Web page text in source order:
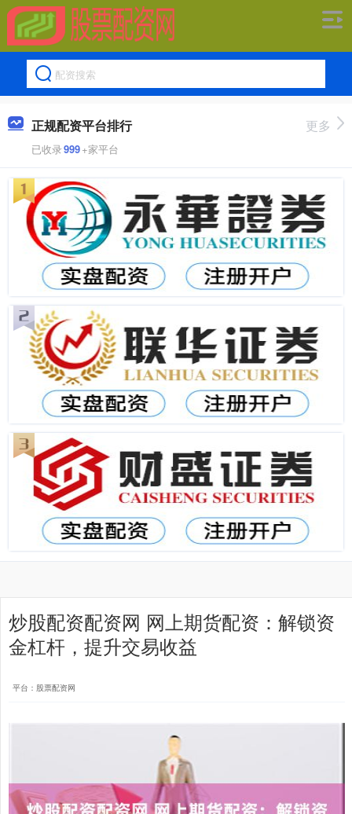
正规配资平台排行
已收录999+家平台
更多
炒股配资配资网 网上期货配资：解锁资
金杠杆，提升交易收益
平台：股票配资网